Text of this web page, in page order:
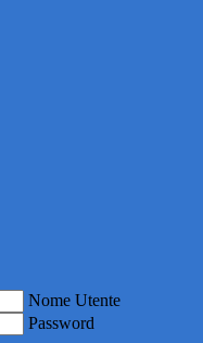
Nome Utente
Password